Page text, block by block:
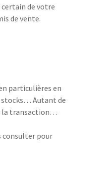
de votre
de vente.
particulières en
stocks… Autant de
la transaction…
consulter pour